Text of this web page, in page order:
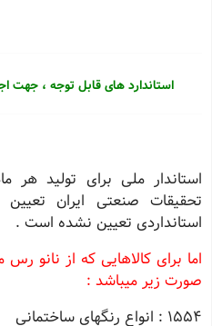
استاندارد های قابل توجه ، جهت
استاندار ملی برای تولید هر
تحقیقات صنعتی ایران
استانداردی تعیین نشده است .
اما برای کالاهایی که از نانو
صورت زیر میباشد :
1554 : انواع رنگهای ساختمانی